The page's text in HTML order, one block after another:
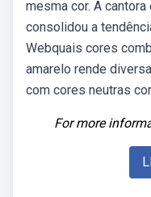
mesma cor. A
consolidou a
Webquais cores
amarelo rende
com cores neutras
For more